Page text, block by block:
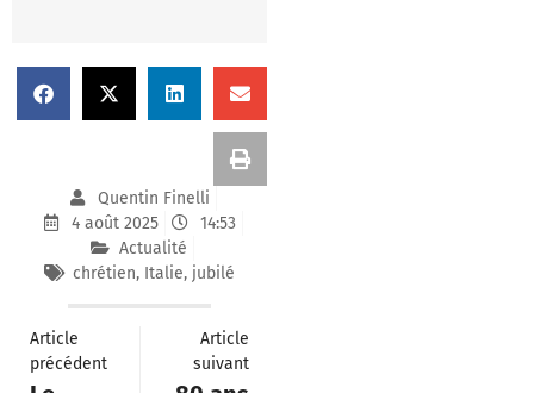
Quentin Finelli
4 août 2025
14:53
Actualité
chrétien, Italie, jubilé
Article
précédent
Article
suivant